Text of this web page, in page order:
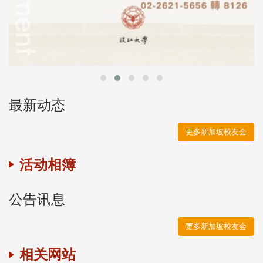
最新动态
更多新加坡校友会
活动相簿
公告讯息
更多新加坡校友会
相关网站